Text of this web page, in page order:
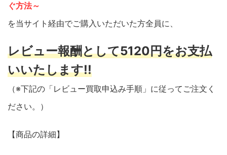
ぐ方法～
を当サイト経由でご購入いただいた方全員に、
レビュー報酬として5120円をお支払
いいたします!!
（※下記の「レビュー買取申込み手順」に従ってご注文く
ださい。）
【商品の詳細】